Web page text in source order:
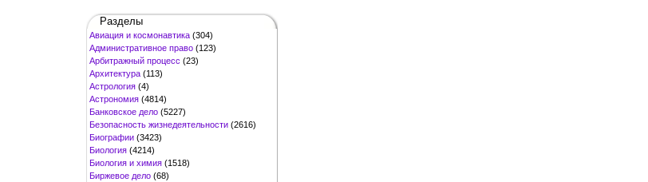
Разделы
Авиация и космонавтика (304)
Административное право (123)
Арбитражный процесс (23)
Архитектура (113)
Астрология (4)
Астрономия (4814)
Банковское дело (5227)
Безопасность жизнедеятельности (2616)
Биографии (3423)
Биология (4214)
Биология и химия (1518)
Биржевое дело (68)